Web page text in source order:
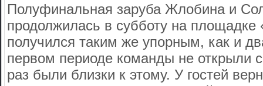
Полуфинальная заруба Жлобина и
продолжилась в субботу на
получился таким же упорным, как и
первом периоде команды не открыли
раз были близки к этому. У гостей